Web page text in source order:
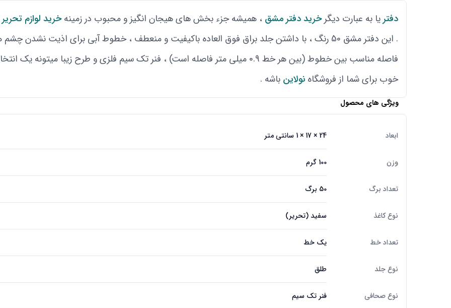
دفتریا به عبارت دیگرخرید دفتر مشق ، همیشه جزء بخش های هیجان انگیز و محبوب در زمینهخرید لوازم تحریر
. این دفتر مشق 50 رنگ ، با داشتن جلد براق فوق العاده باکیفیت و منعطف ، خطوط آبی برای اذیت نشدن چشم
فاصله مناسب بین خطوط (بین هر خط 0.9 میلی متر فاصله است) ، فنر تک سیم فلزی و طرح زیبا میتونه یک
خوب برای شما از فروشگاه نولاین باشه .
ویژگی های محصول
ابعاد 24 × 17 × 1 سانتی متر
وزن 100 گرم
تعداد برگ 50 برگ
نوع کاغذ سفید (تحریر)
تعداد خط یک خط
نوع جلد طلق
نوع صحافی فنر تک سیم